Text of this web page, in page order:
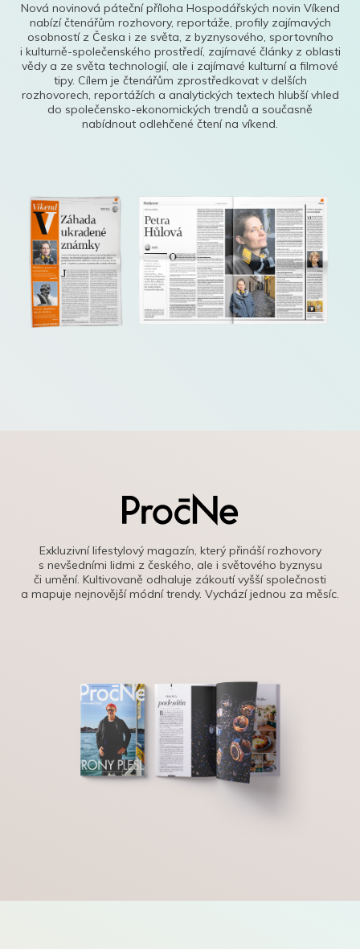
Nová novinová páteční příloha Hospodářských novin Víkend
nabízí čtenářům rozhovory, reportáže, profily zajímavých
osobností z Česka i ze světa, z byznysového, sportovního
i kulturně-společenského prostředí, zajímavé články z oblasti
vědy a ze světa technologií, ale i zajímavé kulturní a filmové
tipy. Cílem je čtenářům zprostředkovat v delších
rozhovorech, reportážích a analytických textech hlubší vhled
do společensko-ekonomických trendů a současně
nabídnout odlehčené čtení na víkend.
Exkluzivní lifestylový magazín, který přináší rozhovory
s nevšedními lidmi z českého, ale i světového byznysu
či umění. Kultivovaně odhaluje zákoutí vyšší společnosti
a mapuje nejnovější módní trendy. Vychází jednou za měsíc.